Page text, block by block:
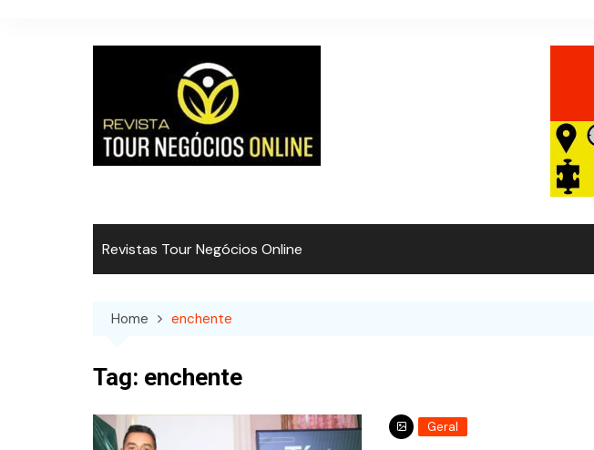
Revistas Tour Negócios Online
Home enchente
Tag: enchente
Geral